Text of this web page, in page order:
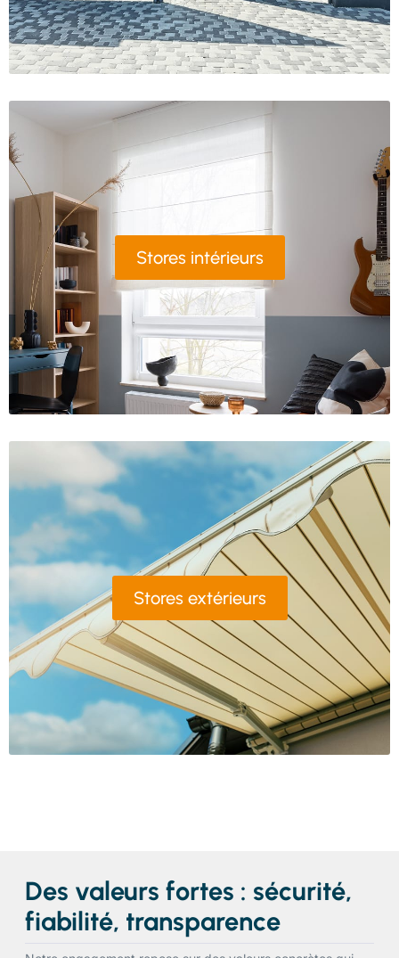
Stores intérieurs
Stores extérieurs
Des valeurs fortes : sécurité,
fiabilité, transparence